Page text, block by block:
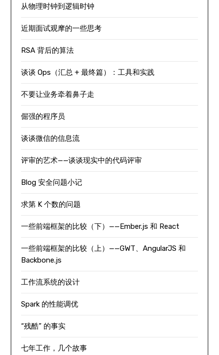
从物理时钟到逻辑时钟
近期面试观摩的一些思考
RSA 背后的算法
谈谈 Ops（汇总 + 最终篇）：工具和实践
不要让业务牵着鼻子走
倔强的程序员
谈谈微信的信息流
评审的艺术——谈谈现实中的代码评审
Blog 安全问题小记
求第 K 个数的问题
一些前端框架的比较（下）——Ember.js 和 React
一些前端框架的比较（上）——GWT、AngularJS 和
Backbone.js
工作流系统的设计
Spark 的性能调优
“残酷” 的事实
七年工作，几个故事